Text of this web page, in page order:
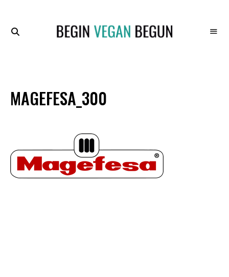
MAGEFESA_300